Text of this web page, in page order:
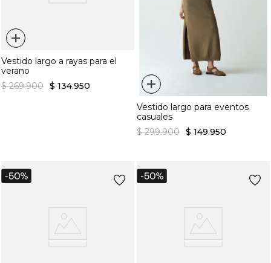
+
Vestido largo a rayas para el
verano
$ 269.900 $ 134.950 +
Vestido largo para eventos
casuales
$ 299.900 $ 149.950